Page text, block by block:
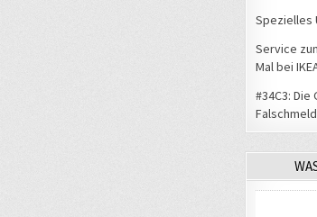
Spezielles
Service
Mal bei
#34C3: